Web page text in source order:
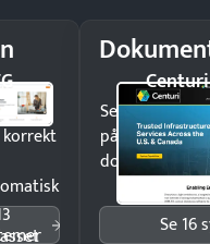
Centuri
Send
på minutter
dokumenter.
Se 16